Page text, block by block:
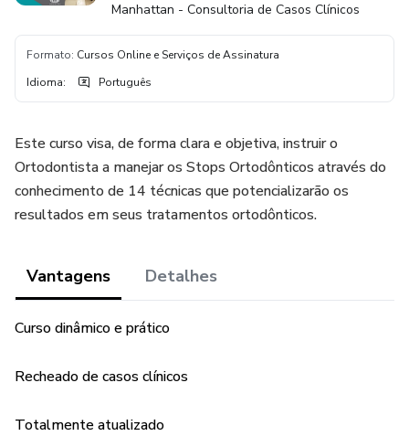
Manhattan - Consultoria de Casos Clínicos
Formato: Cursos Online e Serviços de Assinatura
Idioma: Português
Este curso visa, de forma clara e objetiva, instruir o
Ortodontista a manejar os Stops Ortodônticos através do
conhecimento de 14 técnicas que potencializarão os
resultados em seus tratamentos ortodônticos.
Vantagens Detalhes
Curso dinâmico e prático
Recheado de casos clínicos
Totalmente atualizado